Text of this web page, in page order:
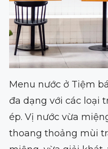
Menu nước ở Tiệm
đa dạng với các loại
ép. Vị nước vừa
thoang thoảng mùi